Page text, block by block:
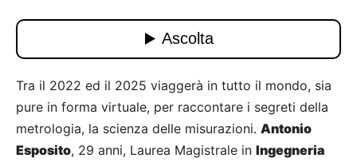
Tra il 2022 ed il 2025 viaggerà in tutto il mondo, sia
pure in forma virtuale, per raccontare i segreti della
metrologia, la scienza delle misurazioni. Antonio
Esposito, 29 anni, Laurea Magistrale in Ingegneria